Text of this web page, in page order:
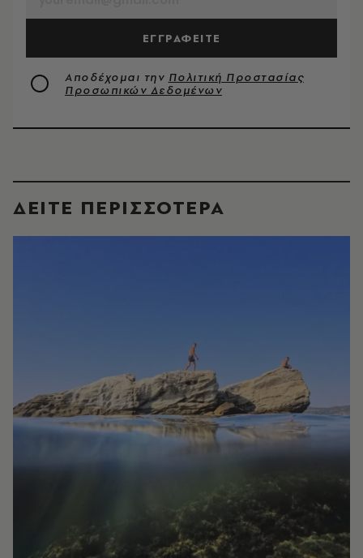
ΕΓΓΡΑΦΕΙΤΕ
Αποδέχομαι την Πολιτική Προστασίας
Προσωπικών Δεδομένων
ΔΕΙΤΕ ΠΕΡΙΣΣΟΤΕΡΑ